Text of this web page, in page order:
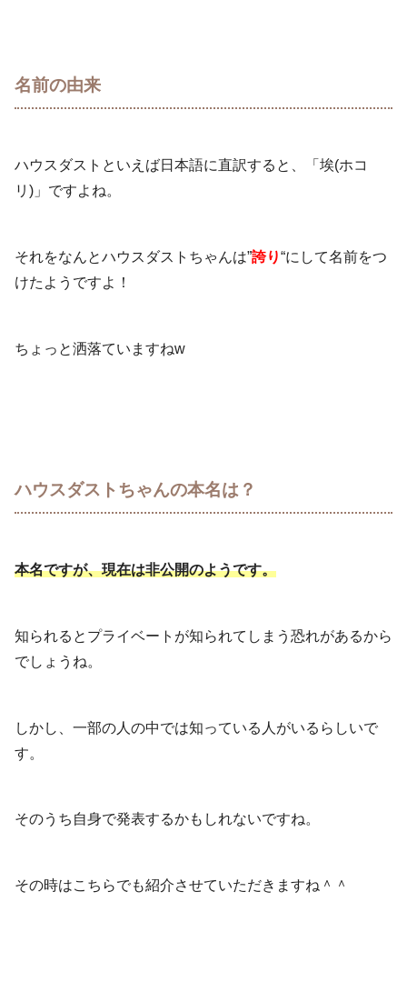
名前の由来
ハウスダストといえば日本語に直訳すると、「埃(ホコ
リ)」ですよね。
それをなんとハウスダストちゃんは”誇り“にして名前をつ
けたようですよ！
ちょっと洒落ていますねw
ハウスダストちゃんの本名は？
本名ですが、現在は非公開のようです。
知られるとプライベートが知られてしまう恐れがあるから
でしょうね。
しかし、一部の人の中では知っている人がいるらしいで
す。
そのうち自身で発表するかもしれないですね。
その時はこちらでも紹介させていただきますね＾＾